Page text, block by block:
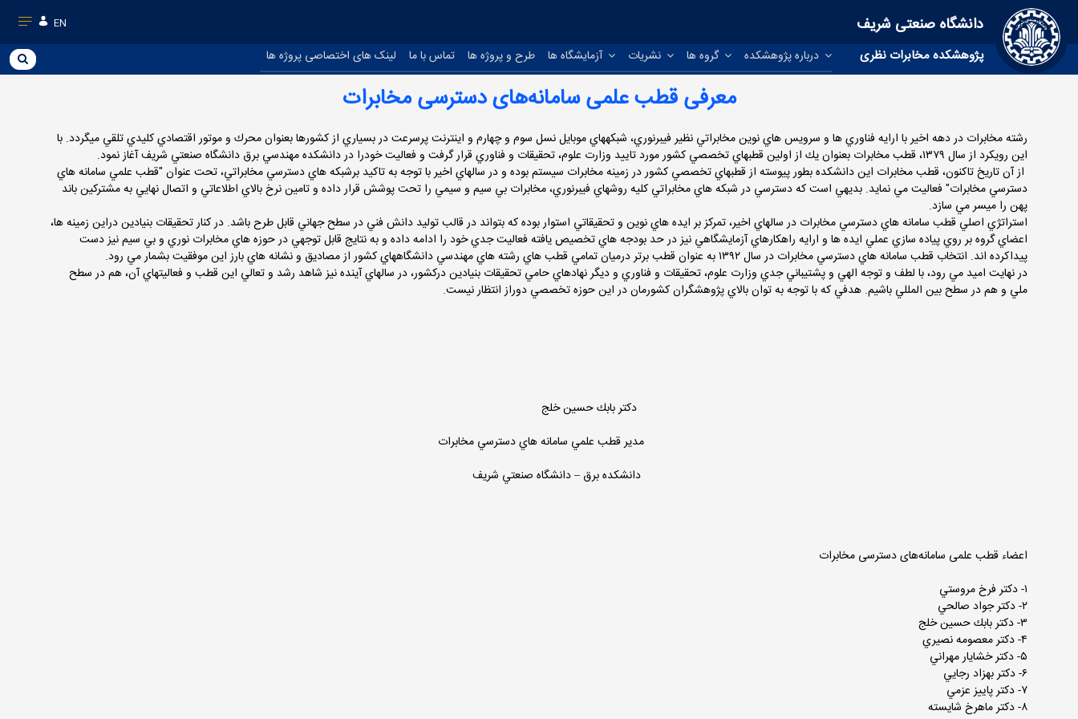
دانشگاه صنعتی شریف EN
پژوهشکده مخابرات نظری درباره پژوهشکده گروه ها نشریات آزمایشگاه ها طرح و پروژه ها تماس با ما لینک های اختصاصی پروژه ها
معرفی قطب علمی سامانه‌های دسترسی مخابرات
رشته مخابرات در دهه اخير با ارايه فناوري ها و سرويس هاي نوين مخابراتي نظير فيبرنوري، شبكه­هاي موبايل نسل سوم و چهارم و اينترنت پرسرعت در بسياري از كشورها بعنوان محرك و موتور اقتصادي كليدي تلقي مي­گردد. با
اين رويكرد از سال ۱۳۷۹، قطب مخابرات بعنوان يك از اولين قطبهاي تخصصي كشور مورد تاييد وزارت علوم، تحقيقات و فناوري قرار گرفت و فعاليت خودرا در دانشكده مهندسي برق دانشگاه صنعتي شريف آغاز نمود.
از آن تاريخ تاكنون، قطب مخابرات اين دانشكده بطور پيوسته از قطبهاي تخصصي كشور در زمينه مخابرات سيستم بوده و در سالهاي اخير با توجه به تاكيد برشبكه هاي دسترسي مخابراتي، تحت عنوان "قطب علمي سامانه هاي
دسترسي مخابرات" فعاليت مي نمايد. بديهي است كه دسترسي در شبكه هاي مخابراتي كليه روشهاي فيبرنوري، مخابرات بي سيم و سيمي را تحت پوشش قرار داده و تامين نرخ بالاي اطلاعاتي و اتصال نهايي به مشتركين باند
پهن را ميسر مي سازد.
استراتژي اصلي قطب سامانه هاي دسترسي مخابرات در سالهاي اخير، تمركز بر ايده هاي نوين و تحقيقاتي استوار بوده كه بتواند در قالب توليد دانش فني در سطح جهاني قابل طرح باشد. در كنار تحقيقات بنيادين دراين زمينه ها،
اعضاي گروه بر روي پياده سازي عملي ايده ها و ارايه راهكارهاي آزمايشگاهي نيز در حد بودجه هاي تخصيص يافته فعاليت جدي خود را ادامه داده و به نتايج قابل توجهي در حوزه هاي مخابرات نوري و بي سيم نيز دست
پيداكرده اند. انتخاب قطب سامانه هاي دسترسي مخابرات در سال ۱۳۹۲ به عنوان قطب برتر درميان تمامي قطب هاي رشته هاي مهندسي دانشگاههاي كشور از مصاديق و نشانه هاي بارز اين موفقيت بشمار مي رود.
در نهايت اميد مي رود، با لطف و توجه الهي و پشتيباني جدي وزارت علوم، تحقيقات و فناوري و ديگر نهادهاي حامي تحقيقات بنيادين دركشور، در سالهاي آينده نيز شاهد رشد و تعالي اين قطب و فعاليتهاي آن، هم در سطح
ملي و هم در سطح بين المللي باشيم. هدفي كه با توجه به توان بالاي پژوهشگران كشورمان در اين حوزه تخصصي دوراز انتظار نيست.
دكتر بابك حسين خلج
مدير قطب علمي سامانه هاي دسترسي مخابرات
دانشكده برق – دانشگاه صنعتي شريف
اعضاء قطب علمی سامانه‌های دسترسی مخابرات
۱- دكتر فرخ مروستي
۲- دكتر جواد صالحي
۳- دكتر بابك حسين خلج
۴- دكتر معصومه نصيري
۵- دكتر خشايار مهراني
۶- دكتر بهزاد رجايي
۷- دكتر پاييز عزمي
۸- دكتر ماهرخ شايسته